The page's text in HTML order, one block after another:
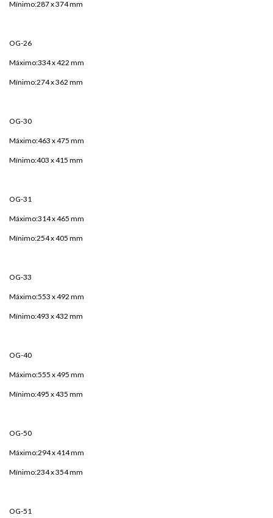
Mínimo:287 x 374 mm
OG-26
Máximo:334 x 422 mm
Mínimo:274 x 362 mm
OG-30
Máximo:463 x 475 mm
Mínimo:403 x 415 mm
OG-31
Máximo:314 x 465 mm
Mínimo:254 x 405 mm
OG-33
Máximo:553 x 492 mm
Mínimo:493 x 432 mm
OG-40
Máximo:555 x 495 mm
Mínimo:495 x 435 mm
OG-50
Máximo:294 x 414 mm
Mínimo:234 x 354 mm
OG-51